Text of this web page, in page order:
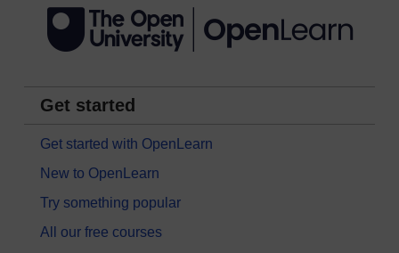
Get started
Get started with OpenLearn
New to OpenLearn
Try something popular
All our free courses